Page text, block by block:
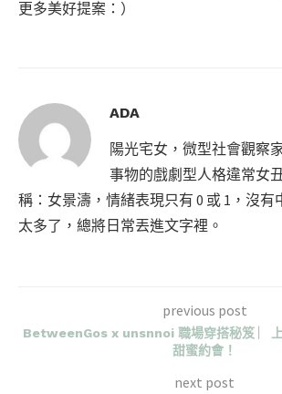
更多美好提案：）
ADA
陽光宅女，微型社會觀察
事物的戲劇型人格違常女
稱：女景濤，情緒表現只有 0 或 1，沒有
太多了，總將日常丟進文字裡。
previous post
BetweenGos x unsnnoi 職場穿搭秘笈 ︳
甜蜜約會！
next post